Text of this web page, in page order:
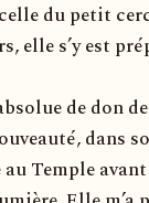
du petit
elle s’y est
de don
dans
Temple